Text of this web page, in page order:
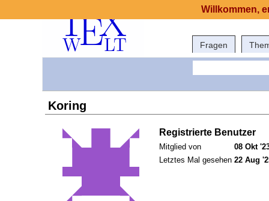
Fragen
Koring
Registrierte Benutzer
Mitglied von
08 Okt
Letztes Mal gesehen 22 Aug
Willkommen,